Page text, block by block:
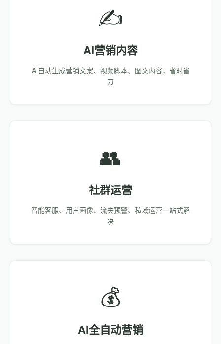
✍️
AI营销内容
AI自动生成营销文案、视频脚本、图文内容，省时省
力
👥
社群运营
智能客服、用户画像、流失预警、私域运营一站式解
决
💰
AI全自动营销